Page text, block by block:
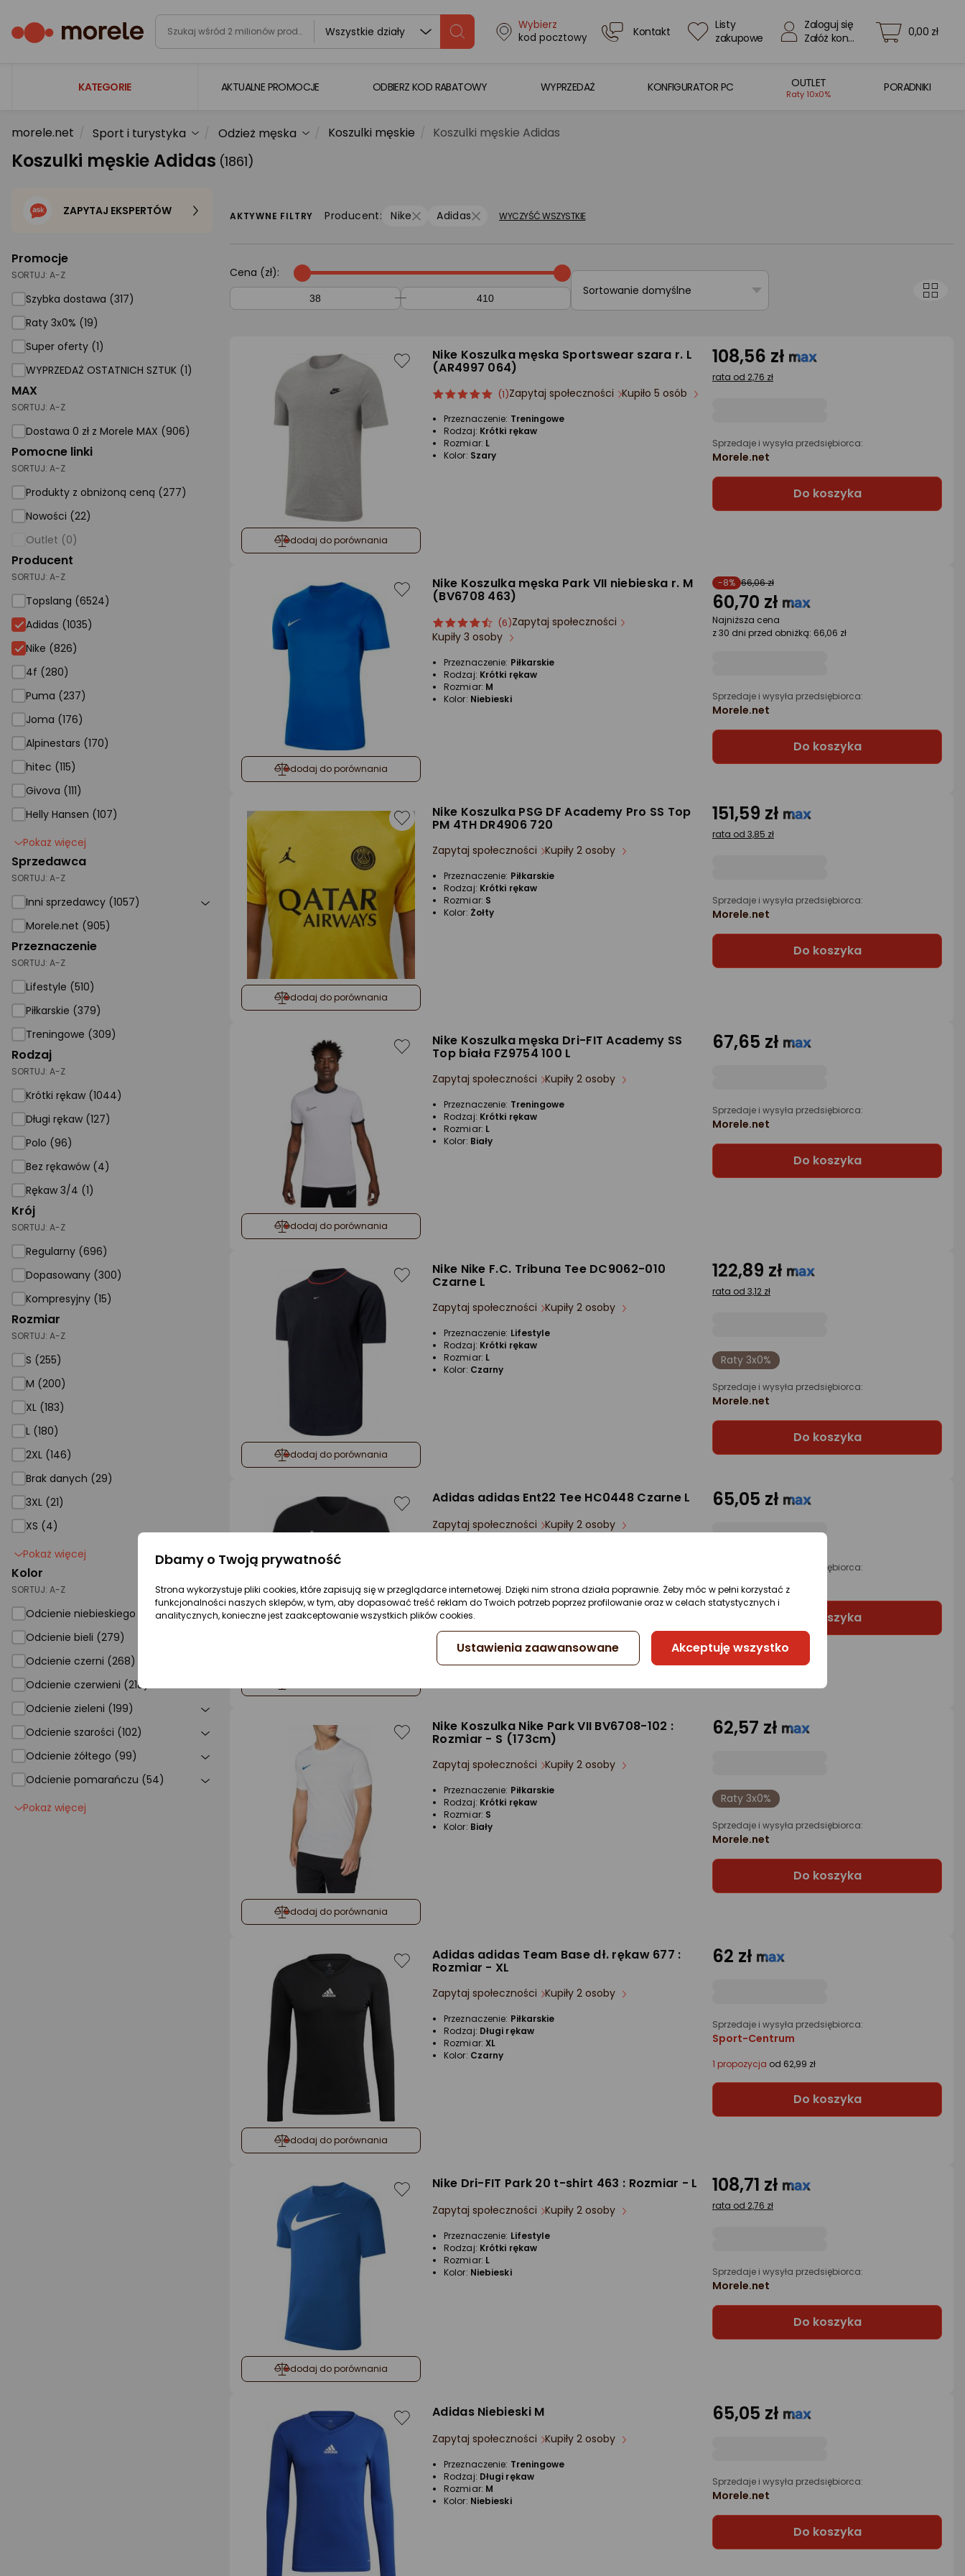
Wszystkie działy
Wybierz
kod pocztowy
Kontakt
Listy
zakupowe
Zaloguj się
Załóż konto
0,00 zł
KATEGORIE
Laptopy
Komputery
Gaming
Telewizory i audio
Foto i kamery
AGD duże
AGD małe
Dom i ogród
Biuro i firma
Sport i turystyka
Zabawki i dziecko
Supermarket
Strefa marek
AKTUALNE PROMOCJE ODBIERZ KOD RABATOWY WYPRZEDAŻ KONFIGURATOR PC OUTLET
Raty 10x0%
PORADNIKI
morele.net Sport i turystyka Odzież męska Koszulki męskie Koszulki męskie Adidas
Koszulki męskie Adidas (1861)
Promocje
SORTUJ: A-Z
Szybka dostawa (317)
Raty 3x0% (19)
Super oferty (1)
WYPRZEDAŻ OSTATNICH SZTUK (1)
MAX
SORTUJ: A-Z
Dostawa 0 zł z Morele MAX (906)
Pomocne linki
SORTUJ: A-Z
Produkty z obniżoną ceną (277)
Nowości (22)
Outlet (0)
Producent
SORTUJ: A-Z
Topslang (6524)
Adidas (1035)
Nike (826)
4f (280)
Puma (237)
Joma (176)
Alpinestars (170)
hitec (115)
Givova (111)
Helly Hansen (107)
Pokaż więcej
Sprzedawca
SORTUJ: A-Z
Inni sprzedawcy (1057)
Morele.net (905)
Przeznaczenie
SORTUJ: A-Z
Lifestyle (510)
Piłkarskie (379)
Treningowe (309)
Rodzaj
SORTUJ: A-Z
Krótki rękaw (1044)
Długi rękaw (127)
Polo (96)
Bez rękawów (4)
Rękaw 3/4 (1)
Krój
SORTUJ: A-Z
Regularny (696)
Dopasowany (300)
Kompresyjny (15)
Rozmiar
SORTUJ: A-Z
S (255)
M (200)
XL (183)
L (180)
2XL (146)
Brak danych (29)
3XL (21)
XS (4)
Pokaż więcej
Kolor
SORTUJ: A-Z
Odcienie niebieskiego (391)
Odcienie bieli (279)
Odcienie czerni (268)
Odcienie czerwieni (218)
Odcienie zieleni (199)
Odcienie szarości (102)
Odcienie żółtego (99)
Odcienie pomarańczu (54)
Pokaż więcej
ZAPYTAJ EKSPERTÓW AKTYWNE FILTRY Producent: Nike Adidas WYCZYŚĆ WSZYSTKIE
Cena (zł):
Sortowanie domyślne
dodaj do porównania
Nike Koszulka męska Sportswear szara r. L
(AR4997 064)
ocena
5/5
gwiazdki
Ocena
(1)Zapytaj społeczności Kupiło 5 osób
Przeznaczenie: Treningowe
Rodzaj: Krótki rękaw
Rozmiar: L
Kolor: Szary
108,56 zł
rata od 2,76 zł
Sprzedaje i wysyła przedsiębiorca:
Morele.net
Do koszyka
dodaj do porównania
Nike Koszulka męska Park VII niebieska r. M
(BV6708 463)
ocena
produktu
gwiazdki
Ocena
produktu
(6)Zapytaj społeczności
Kupiły 3 osoby
Przeznaczenie: Piłkarskie
Rodzaj: Krótki rękaw
Rozmiar: M
Kolor: Niebieski
-8% 66,06 zł
60,70 zł
Najniższa cena
z 30 dni przed obniżką: 66,06 zł
Sprzedaje i wysyła przedsiębiorca:
Morele.net
Do koszyka
dodaj do porównania
Nike Koszulka PSG DF Academy Pro SS Top
PM 4TH DR4906 720
Zapytaj społeczności Kupiły 2 osoby
Przeznaczenie: Piłkarskie
Rodzaj: Krótki rękaw
Rozmiar: S
Kolor: Żołty
151,59 zł
rata od 3,85 zł
Sprzedaje i wysyła przedsiębiorca:
Morele.net
Do koszyka
dodaj do porównania
Nike Koszulka męska Dri-FIT Academy SS
Top biała FZ9754 100 L
Zapytaj społeczności Kupiły 2 osoby
Przeznaczenie: Treningowe
Rodzaj: Krótki rękaw
Rozmiar: L
Kolor: Biały
67,65 zł
Sprzedaje i wysyła przedsiębiorca:
Morele.net
Do koszyka
dodaj do porównania
Nike Nike F.C. Tribuna Tee DC9062-010
Czarne L
Zapytaj społeczności Kupiły 2 osoby
Przeznaczenie: Lifestyle
Rodzaj: Krótki rękaw
Rozmiar: L
Kolor: Czarny
122,89 zł
rata od 3,12 zł
Raty 3x0%
Sprzedaje i wysyła przedsiębiorca:
Morele.net
Do koszyka
Adidas adidas Ent22 Tee HC0448 Czarne L
Zapytaj społeczności Kupiły 2 osoby
Kolor:Czarny
65,05 zł
Sprzedaje i wysyła przedsiębiorca:
Do koszyka
dodaj do porównania
Nike Koszulka Nike Park VII BV6708-102 :
Rozmiar - S (173cm)
Zapytaj społeczności Kupiły 2 osoby
Przeznaczenie: Piłkarskie
Rodzaj: Krótki rękaw
Rozmiar: S
Kolor: Biały
62,57 zł
Raty 3x0%
Sprzedaje i wysyła przedsiębiorca:
Morele.net
Do koszyka
dodaj do porównania
Adidas adidas Team Base dł. rękaw 677 :
Rozmiar - XL
Zapytaj społeczności Kupiły 2 osoby
Przeznaczenie: Piłkarskie
Rodzaj: Długi rękaw
Rozmiar: XL
Kolor: Czarny
62 zł
Sprzedaje i wysyła przedsiębiorca:
Sport-Centrum
1 propozycja od 62,99 zł
Do koszyka
dodaj do porównania
Nike Dri-FIT Park 20 t-shirt 463 : Rozmiar - L
Zapytaj społeczności Kupiły 2 osoby
Przeznaczenie: Lifestyle
Rodzaj: Krótki rękaw
Rozmiar: L
Kolor: Niebieski
108,71 zł
rata od 2,76 zł
Sprzedaje i wysyła przedsiębiorca:
Morele.net
Do koszyka
Adidas Niebieski M
Zapytaj społeczności Kupiły 2 osoby
Przeznaczenie: Treningowe
Rodzaj: Długi rękaw
Rozmiar: M
Kolor: Niebieski
65,05 zł
Sprzedaje i wysyła przedsiębiorca:
Morele.net
Do koszyka
Dbamy o Twoją prywatność
Strona wykorzystuje pliki cookies, które zapisują się w przeglądarce internetowej. Dzięki nim strona działa poprawnie. Żeby móc w pełni korzystać z
funkcjonalności naszych sklepów, w tym, aby dopasować treść reklam do Twoich potrzeb poprzez profilowanie oraz w celach statystycznych i
analitycznych, konieczne jest zaakceptowanie wszystkich plików cookies.
Ustawienia zaawansowane Akceptuję wszystko